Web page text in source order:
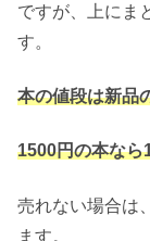
ですが、上にま
す。
本の値段は新品
1500円の本なら
売れない場合は
ます。